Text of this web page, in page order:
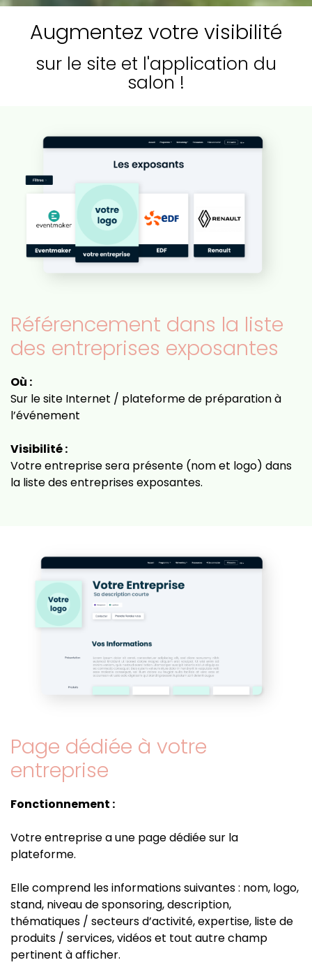
Augmentez votre visibilité
sur le site et l'application du
salon !
Référencement dans la liste
des entreprises exposantes
Où :
Sur le site Internet / plateforme de préparation à
l’événement
Visibilité :
Votre entreprise sera présente (nom et logo) dans
la liste des entreprises exposantes.
Page dédiée à votre
entreprise
Fonctionnement :
Votre entreprise a une page dédiée sur la
plateforme.
Elle comprend les informations suivantes : nom, logo,
stand, niveau de sponsoring, description,
thématiques / secteurs d’activité, expertise, liste de
produits / services, vidéos et tout autre champ
pertinent à afficher.